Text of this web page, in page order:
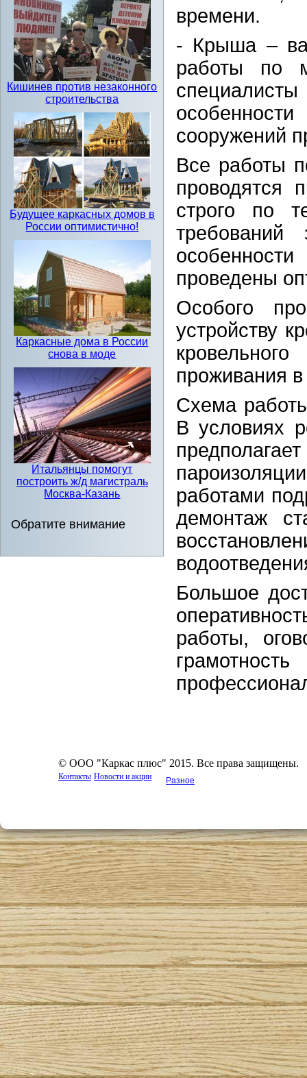
Кишинев против незаконного
строительства
Будущее каркасных домов в
России оптимистично!
Каркасные дома в России
снова в моде
Итальянцы помогут
построить ж/д магистраль
Москва-Казань
Обратите внимание
времени.
- Крыша –
работы по
сооружений
Все работы
проводятся
строго по
проведены
Особого
устройству
проживания
Схема
В условиях
работами
демонтаж
Большое
работы,
© ООО "Каркас плюс" 2015. Все права защищены.
Контакты Новости и акции Разное